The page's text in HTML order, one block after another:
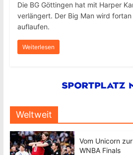
Die BG Göttingen hat mit Harper
verlängert. Der Big Man wird
auflaufen.
Weiterlesen
Weltweit
Vom Unicorn
WNBA Finals